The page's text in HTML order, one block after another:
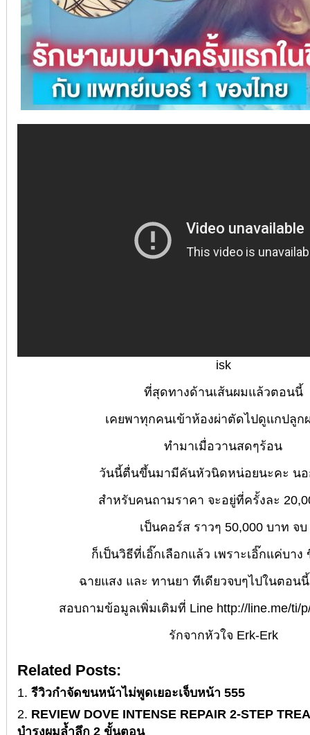
isk
ที่สุดทางด้านเส้นผมแล้วตอนนี้
เคยพาทุกคนเข้าห้องผ่าตัดไปดูแกปลูก
ทำมาเมื่อวานสดๆร้อน
วันนี้ตื่นขึ้นมามีคันหัวนิดหน่อยนะคะ น
สำหรับคนถามราคา จะอยู่ที่ครั้งละ
เป็นคอร์ส ราวๆ 50,000 บาท จบ
ก็เป็นวิธีที่เอิ๊กเลือกแล้ว เพราะเอิ๊กแค่บาง
ฉายแสง และ ทานยา ทีเดียวจบๆไปในตอน
สอบถามข้อมูลเพิ่มเติมที่ Line http://line.me/ti/
รักจากหัวใจ Erk-Erk
Related Posts:
รีวิวกำจัดขนหน้าไม่พูดเยอะเจ็บหน้า 555
REVIEW DOVE INTENSE REPAIR 2-STEP
บำรุงผมล้ำลึก 2 ขั้นตอน